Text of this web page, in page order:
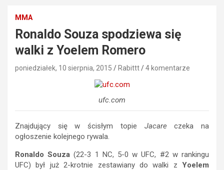
MMA
Ronaldo Souza spodziewa się
walki z Yoelem Romero
poniedziałek, 10 sierpnia, 2015 Rabittt 4 komentarze
ufc.com
Znajdujący się w ścisłym topie Jacare czeka na
ogłoszenie kolejnego rywala.
Ronaldo Souza (22-3 1 NC, 5-0 w UFC, #2 w rankingu
UFC) był już 2-krotnie zestawiany do walki z Yoelem